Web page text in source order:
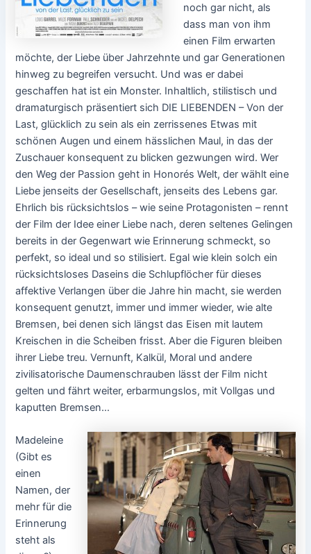
noch gar nicht, als
dass man von ihm
einen Film erwarten
möchte, der Liebe über Jahrzehnte und gar Generationen
hinweg zu begreifen versucht. Und was er dabei
geschaffen hat ist ein Monster. Inhaltlich, stilistisch und
dramaturgisch präsentiert sich DIE LIEBENDEN – Von der
Last, glücklich zu sein als ein zerrissenes Etwas mit
schönen Augen und einem hässlichen Maul, in das der
Zuschauer konsequent zu blicken gezwungen wird. Wer
den Weg der Passion geht in Honorés Welt, der wählt eine
Liebe jenseits der Gesellschaft, jenseits des Lebens gar.
Ehrlich bis rücksichtslos – wie seine Protagonisten – rennt
der Film der Idee einer Liebe nach, deren seltenes Gelingen
bereits in der Gegenwart wie Erinnerung schmeckt, so
perfekt, so ideal und so stilisiert. Egal wie klein solch ein
rücksichtsloses Daseins die Schlupflöcher für dieses
affektive Verlangen über die Jahre hin macht, sie werden
konsequent genutzt, immer und immer wieder, wie alte
Bremsen, bei denen sich längst das Eisen mit lautem
Kreischen in die Scheiben frisst. Aber die Figuren bleiben
ihrer Liebe treu. Vernunft, Kalkül, Moral und andere
zivilisatorische Daumenschrauben lässt der Film nicht
gelten und fährt weiter, erbarmungslos, mit Vollgas und
kaputten Bremsen…
Madeleine
(Gibt es
einen
Namen, der
mehr für die
Erinnerung
steht als